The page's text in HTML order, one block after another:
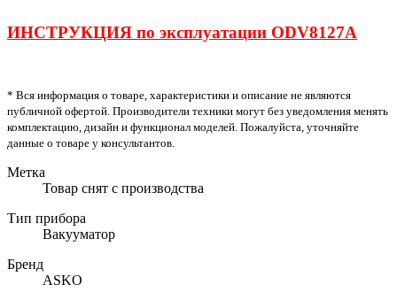
ИНСТРУКЦИЯ по эксплуатации ODV8127A
* Вся информация о товаре, характеристики и описание не являются
публичной офертой. Производители техники могут без уведомления менять
комплектацию, дизайн и функционал моделей. Пожалуйста, уточняйте
данные о товаре у консультантов.
Метка
Товар снят с производства
Тип прибора
Вакууматор
Бренд
ASKO